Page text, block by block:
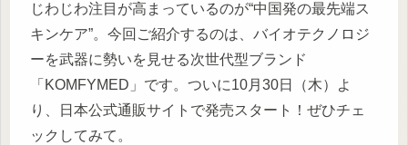
じわじわ注目が高まっているのが“中国発の最先端ス
キンケア”。今回ご紹介するのは、バイオテクノロジ
ーを武器に勢いを見せる次世代型ブランド
「KOMFYMED」です。ついに10月30日（木）よ
り、日本公式通販サイトで発売スタート！ぜひチェ
ックしてみて。